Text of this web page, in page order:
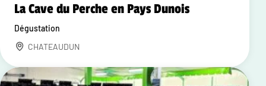
La Cave du Perche en Pays Dunois
Dégustation
CHATEAUDUN